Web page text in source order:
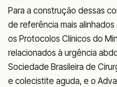
Para a construção dessas
de referência mais
os Protocolos Clínicos do
relacionados à urgência
Sociedade Brasileira de
e colecistite aguda, e o